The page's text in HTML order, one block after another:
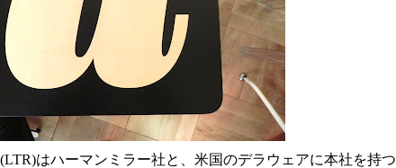
はハーマンミラー社と、米国のデラウェアに本社を持つ